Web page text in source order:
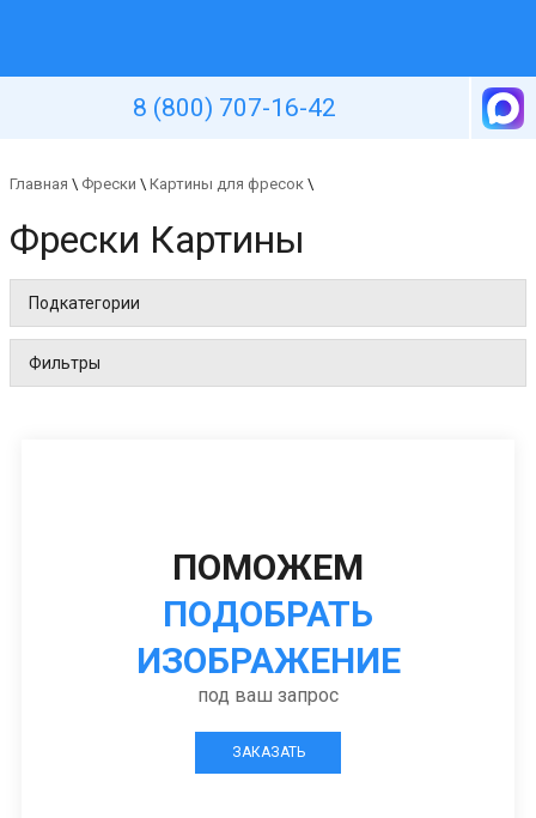
8 (800) 707-16-42
Главная \ Фрески \ Картины для фресок \
Фрески Картины
Подкатегории
Фильтры
ПОМОЖЕМ
ПОДОБРАТЬ
ИЗОБРАЖЕНИЕ
под ваш запрос
ЗАКАЗАТЬ